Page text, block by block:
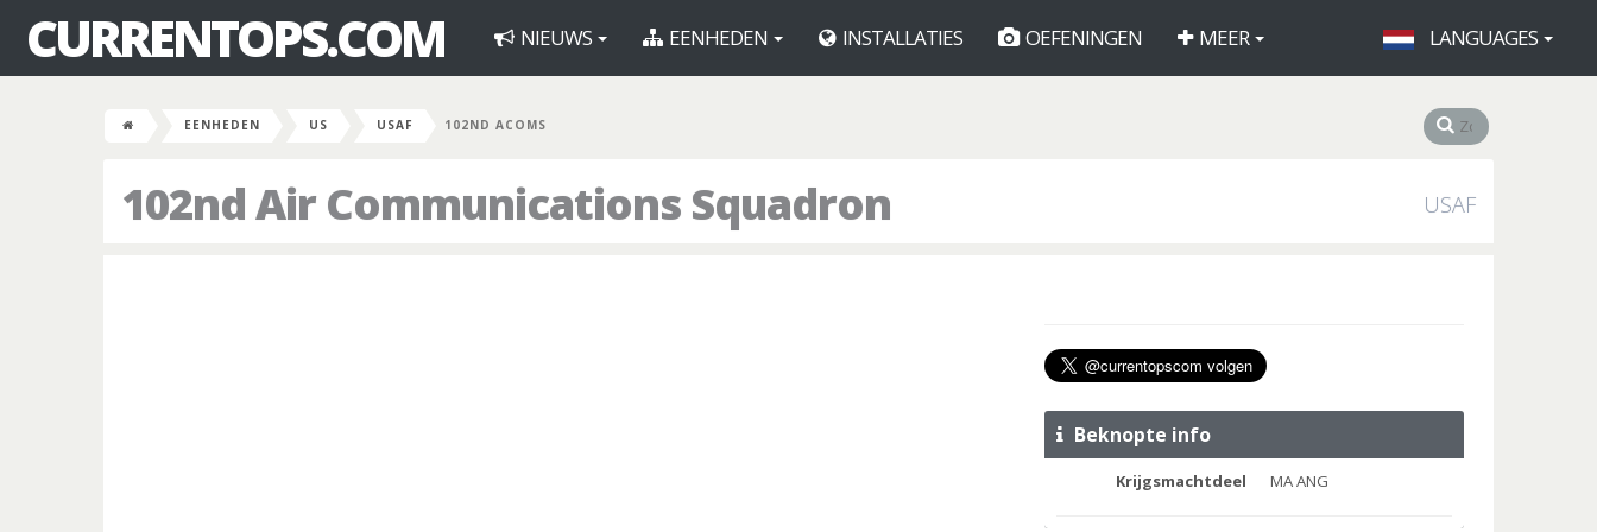
CURRENTOPS.COM NIEUWS EENHEDEN INSTALLATIES OEFENINGEN MEER LANGUAGES
EENHEDEN US USAF 102ND ACOMS
102nd Air Communications Squadron USAF
Beknopte info
Krijgsmachtdeel MA ANG